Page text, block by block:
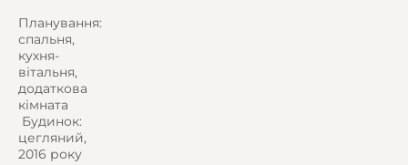
Планування:
спальня,
кухня-
вітальня,
додаткова
кімната
️ Будинок:
цегляний,
2016 року